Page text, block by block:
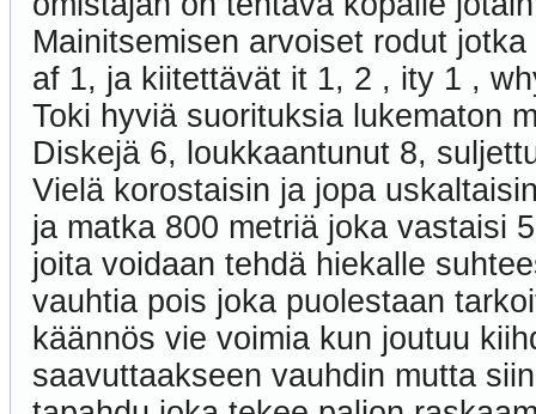
Mainitsemisen arvoiset rodut
af 1, ja kiitettävät it 1, 2 , ity 1 ,
Toki hyviä suorituksia lukematon
Diskejä 6, loukkaantunut 8,
Vielä korostaisin ja jopa
ja matka 800 metriä joka vastaisi
joita voidaan tehdä hiekalle
vauhtia pois joka puolestaan
käännös vie voimia kun joutuu
saavuttaakseen vauhdin mutta